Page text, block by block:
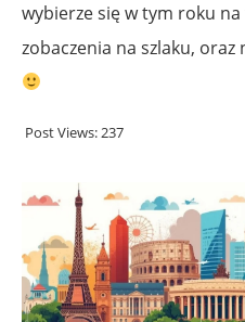
wybierze się w tym roku
zobaczenia na szlaku,
Post Views:237